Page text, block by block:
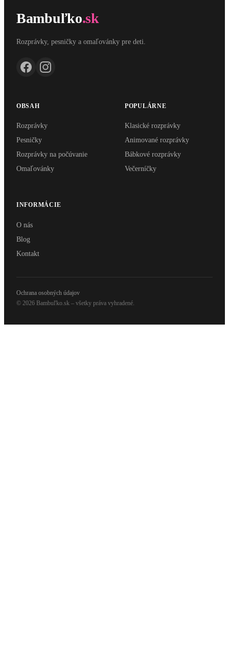
Bambuľko.sk
Rozprávky, pesničky a omaľovánky pre deti.
OBSAH
Rozprávky
Pesničky
Rozprávky na počúvanie
Omaľovánky
POPULÁRNE
Klasické rozprávky
Animované rozprávky
Bábkové rozprávky
Večerníčky
INFORMÁCIE
O nás
Blog
Kontakt
© 2026 Bambuľko.sk – všetky práva vyhradené.
Ochrana osobných údajov